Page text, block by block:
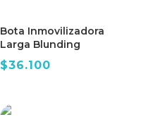
Bota Inmovilizadora
Larga Blunding
$36.100